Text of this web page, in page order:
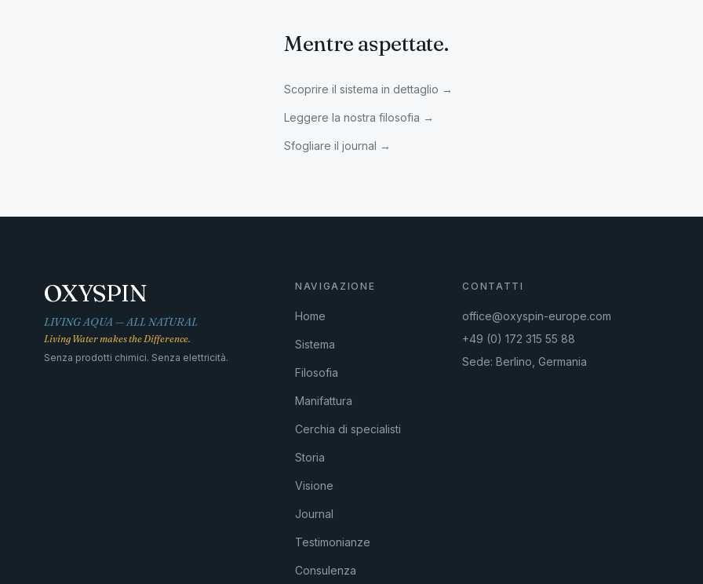
Mentre aspettate.
Scoprire il sistema in dettaglio →
Leggere la nostra filosofia →
Sfogliare il journal →
OXYSPIN
LIVING AQUA — ALL NATURAL
Living Water makes the Difference.
Senza prodotti chimici. Senza elettricità.
NAVIGAZIONE
Home
Sistema
Filosofia
Manifattura
Cerchia di specialisti
Storia
Visione
Journal
Testimonianze
Consulenza
CONTATTI
office@oxyspin-europe.com
+49 (0) 172 315 55 88
Sede: Berlino, Germania